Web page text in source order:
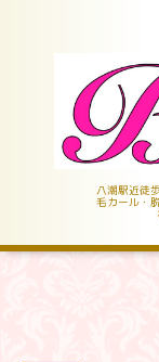
八潮駅近徒
毛カール・